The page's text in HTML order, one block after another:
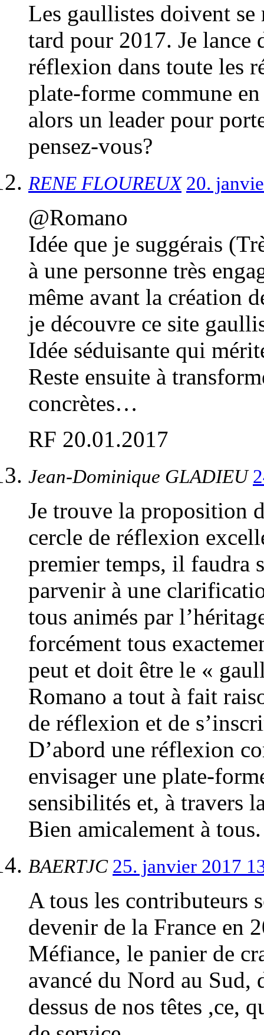
Les gaullistes doivent se
tard pour 2017. Je lance
réflexion dans toute les
plate-forme commune
alors un leader pour
pensez-vous?
RENE FLOUREUX 20.
@Romano
Idée que je suggérais
à une personne très
même avant la création
je découvre ce site
Idée séduisante qui
Reste ensuite à
concrètes…
RF 20.01.2017
Jean-Dominique GLADIEU
Je trouve la proposition
cercle de réflexion
premier temps, il faudra
parvenir à une
tous animés par
forcément tous
peut et doit être le «
Romano a tout à fait
de réflexion et de
D’abord une réflexion
envisager une plate-
sensibilités et, à travers
Bien amicalement à tous.
BAERTJC 25. janvier 2017
A tous les contributeurs
devenir de la France en
Méfiance, le panier de
avancé du Nord au Sud,
dessus de nos têtes ,ce,